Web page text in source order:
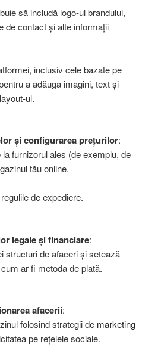
să includă logo-ul brandului,
de contact și alte informații
inclusiv cele bazate pe
a adăuga imagini, text și
ul.
și configurarea prețurilor:
furnizorul ales (de exemplu, de
tău online.
de expediere.
legale și financiare:
structuri de afaceri și setează
ar fi metoda de plată.
afacerii:
folosind strategii de marketing
pe rețelele sociale.